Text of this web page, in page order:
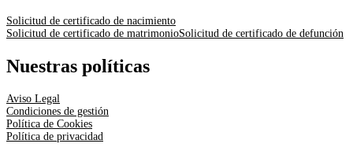
Solicitud de certificado de nacimiento
Solicitud de certificado de matrimonioSolicitud de certificado de defunción
Nuestras políticas
Aviso Legal
Condiciones de gestión
Política de Cookies
Política de privacidad